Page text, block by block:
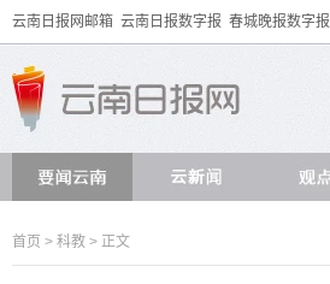
云南日报网邮箱 云南日报数字报 春城晚报数字报
首页 > 科教 > 正文